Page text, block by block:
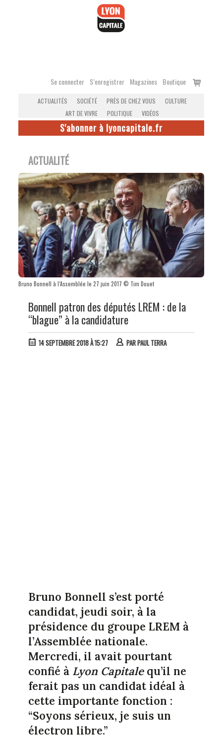
Se connecter S’enregistrer Magazines Boutique
Voir
ACTUALITÉS SOCIÉTÉ PRÈS DE CHEZ VOUS
CULTURE
ART DE VIVRE
POLITIQUE VIDÉOS
S'abonner à lyoncapitale.fr
ACTUALITÉ
Bruno Bonnell à l’Assemblée le 27 juin 2017 © Tim Douet
Bonnell patron des députés LREM : de la
“blague” à la candidature
14 SEPTEMBRE 2018 À 15:27 PARPAUL TERRA
Bruno Bonnell s’est porté
candidat, jeudi soir, à la
présidence du groupe LREM à
l’Assemblée nationale.
Mercredi, il avait pourtant
confié à Lyon Capitalequ’il ne
ferait pas un candidat idéal à
cette importante fonction :
“Soyons sérieux, je suis un
électron libre.”